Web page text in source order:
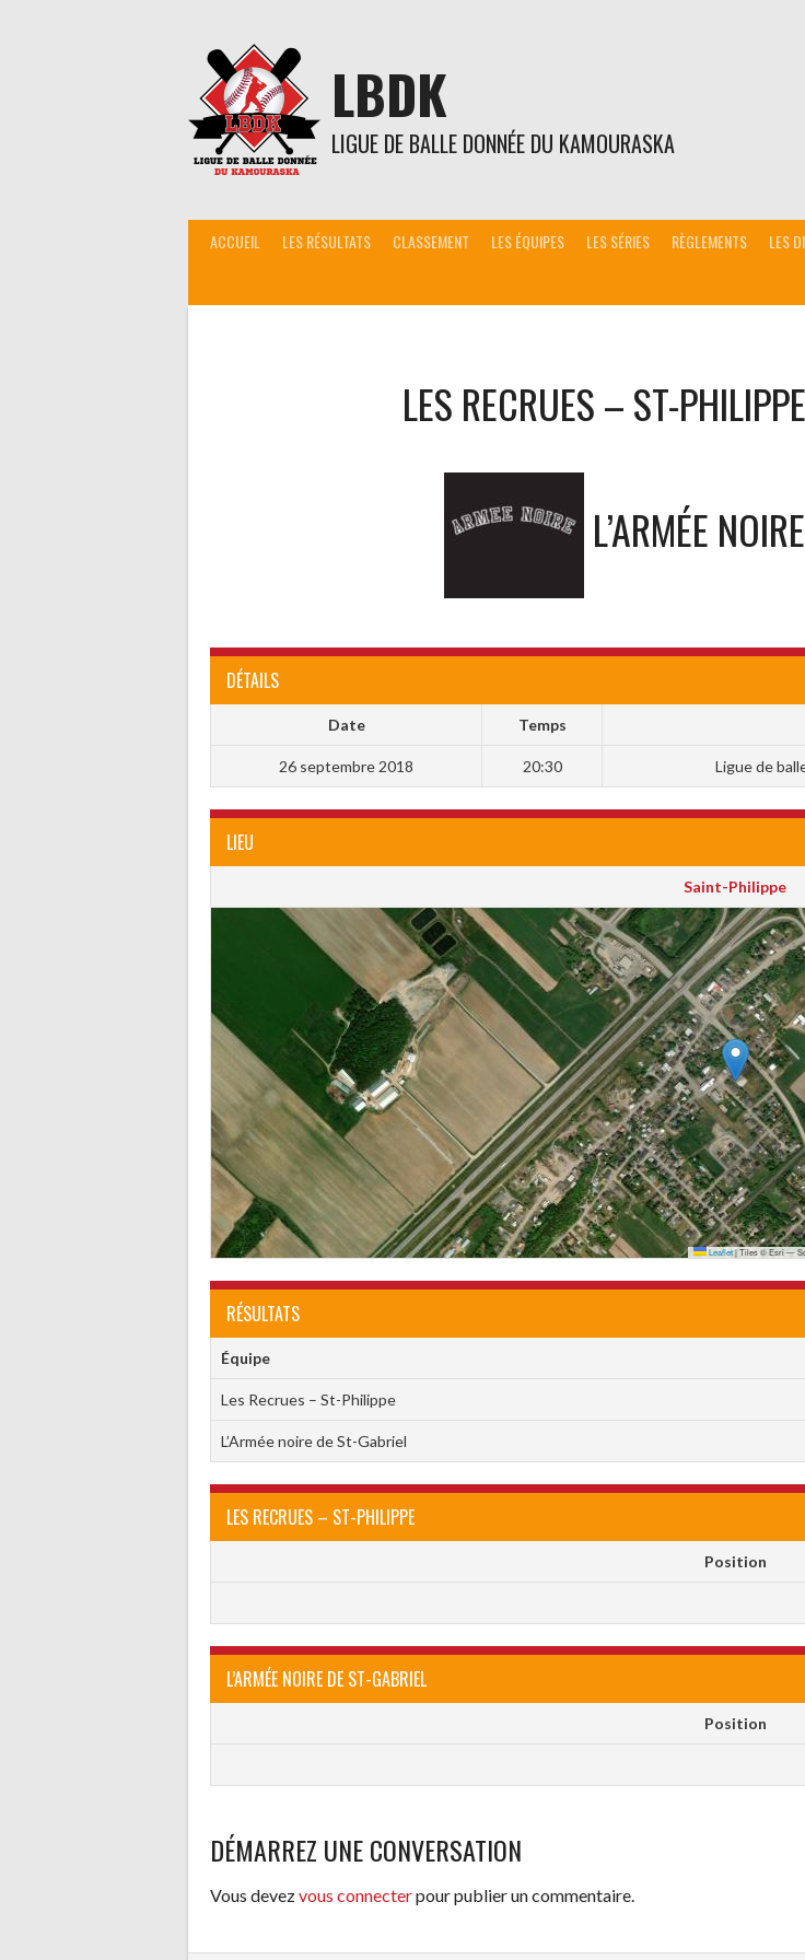
LBDK
LIGUE DE BALLE DONNÉE DU KAMOURASKA
ACCUEIL LES RÉSULTATS CLASSEMENT LES ÉQUIPES LES SÉRIES RÈGLEMENTS LES
LES RECRUES – ST-PHILIPPE
L’ARMÉE
DÉTAILS
Date Temps
26 septembre 2018 20:30 Ligue de
LIEU
Saint-Philippe
Leaflet|Tiles © Esri —
RÉSULTATS
Équipe
Les Recrues – St-Philippe
L’Armée noire de St-Gabriel
LES RECRUES – ST-PHILIPPE
Position
L’ARMÉE NOIRE DE ST-GABRIEL
Position
DÉMARREZ UNE CONVERSATION
Vous devezvous connecterpour publier un commentaire.